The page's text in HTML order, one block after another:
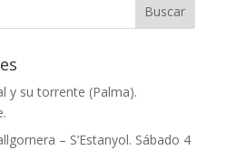
y su torrente (Palma).
– S’Estanyol. Sábado 4